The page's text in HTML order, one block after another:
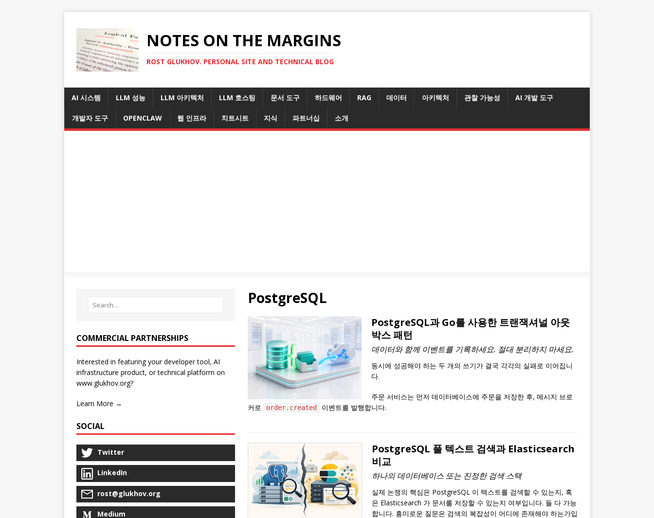
NOTES ON THE MARGINS
ROST GLUKHOV. PERSONAL SITE AND TECHNICAL BLOG
AI 시스템 LLM 성능 LLM 아키텍처 LLM 호스팅 문서 도구 하드웨어 RAG 데이터 아키텍처 관찰 가능성 AI 개발 도구
개발자 도구 OPENCLAW 웹 인프라 치트시트 지식 파트너십 소개
PostgreSQL
PostgreSQL과 Go를 사용한 트랜잭셔널 아웃
박스 패턴
데이터와 함께 이벤트를 기록하세요. 절대 분리하지 마세요.
동시에 성공해야 하는 두 개의 쓰기가 결국 각각의 실패로 이어집니
다.
주문 서비스는 먼저 데이터베이스에 주문을 저장한 후, 메시지 브로
커로
order.created 이벤트를 발행합니다.
PostgreSQL 풀 텍스트 검색과 Elasticsearch
비교
하나의 데이터베이스 또는 진정한 검색 스택
실제 논쟁의 핵심은 PostgreSQL 이 텍스트를 검색할 수 있는지, 혹
은 Elasticsearch 가 문서를 저장할 수 있는지 여부입니다. 둘 다 가능
합니다. 흥미로운 질문은 검색의 복잡성이 어디에 존재해야 하는가입
COMMERCIAL PARTNERSHIPS
Interested in featuring your developer tool, AI
infrastructure product, or technical platform on
www.glukhov.org?
Learn More →
SOCIAL
Twitter
LinkedIn
rost@glukhov.org
Medium